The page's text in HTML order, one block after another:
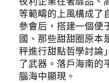
等範疇的上風構成了
參會后，搭建一個便
國、那些甜甜圈原本
秤進行甜點哲學討論
了武器。落戶海南的
腦海中顯現。